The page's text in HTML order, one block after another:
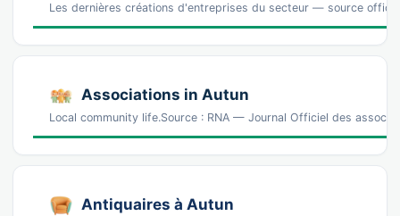
Les dernières créations d'entreprises du secteur — source
Associations in Autun
Local community life.Source : RNA — Journal Officiel des
Antiquaires à Autun